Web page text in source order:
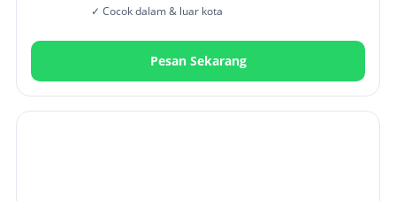
✓ Cocok dalam & luar kota
Pesan Sekarang